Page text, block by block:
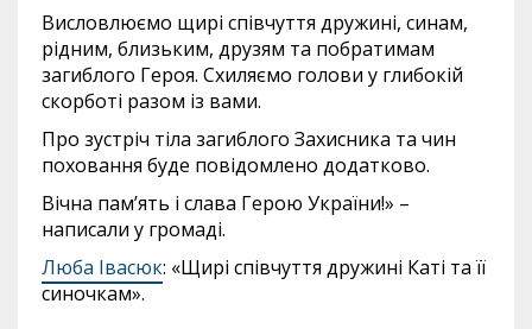
Висловлюємо щирі співчуття дружині, синам,
рідним, близьким, друзям та побратимам
загиблого Героя. Схиляємо голови у глибокій
скорботі разом із вами.
Про зустріч тіла загиблого Захисника та чин
поховання буде повідомлено додатково.
Вічна пам’ять і слава Герою України!» –
написали у громаді.
Люба Івасюк: «Щирі співчуття дружині Каті та її
синочкам».